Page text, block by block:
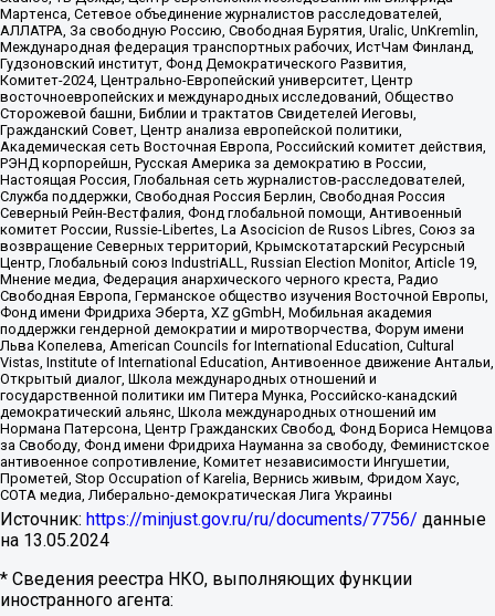
Мартенса, Сетевое объединение журналистов расследователей,
АЛЛАТРА, За свободную Россию, Свободная Бурятия, Uralic, UnKremlin,
Международная федерация транспортных рабочих, ИстЧам Финланд,
Гудзоновский институт, Фонд Демократического Развития,
Комитет-2024, Центрально-Европейский университет, Центр
восточноевропейских и международных исследований, Общество
Сторожевой башни, Библии и трактатов Свидетелей Иеговы,
Гражданский Совет, Центр анализа европейской политики,
Академическая сеть Восточная Европа, Российский комитет действия,
РЭНД корпорейшн, Русская Америка за демократию в России,
Настоящая Россия, Глобальная сеть журналистов-расследователей,
Служба поддержки, Свободная Россия Берлин, Свободная Россия
Северный Рейн-Вестфалия, Фонд глобальной помощи, Антивоенный
комитет России, Russie-Libertes, La Asocicion de Rusos Libres, Союз за
возвращение Северных территорий, Крымскотатарский Ресурсный
Центр, Глобальный союз IndustriALL, Russian Election Monitor, Article 19,
Мнение медиа, Федерация анархического черного креста, Радио
Свободная Европа, Германское общество изучения Восточной Европы,
Фонд имени Фридриха Эберта, XZ gGmbH, Мобильная академия
поддержки гендерной демократии и миротворчества, Форум имени
Льва Копелева, American Councils for International Education, Cultural
Vistas, Institute of International Education, Антивоенное движение Антальи,
Открытый диалог, Школа международных отношений и
государственной политики им Питера Мунка, Российско-канадский
демократический альянс, Школа международных отношений им
Нормана Патерсона, Центр Гражданских Свобод, Фонд Бориса Немцова
за Свободу, Фонд имени Фридриха Науманна за свободу, Феминистское
антивоенное сопротивление, Комитет независимости Ингушетии,
Прометей, Stop Occupation of Karelia, Вернись живым, Фридом Хаус,
СОТА медиа, Либерально-демократическая Лига Украины
Источник: https://minjust.gov.ru/ru/documents/7756/ данные
на 13.05.2024
* Сведения реестра НКО, выполняющих функции
иностранного агента: